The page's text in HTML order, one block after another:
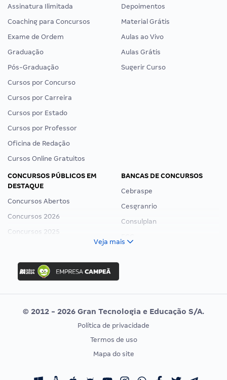
Assinatura Ilimitada
Coaching para Concursos
Exame de Ordem
Graduação
Pós-Graduação
Cursos por Concurso
Cursos por Carreira
Cursos por Estado
Cursos por Professor
Oficina de Redação
Cursos Online Gratuitos
Depoimentos
Material Grátis
Aulas ao Vivo
Aulas Grátis
Sugerir Curso
CONCURSOS PÚBLICOS EM
DESTAQUE
Concursos Abertos
Concursos 2026
Concursos 2025
Concurso Ibama
Concurso MPU
Editais publicados
BANCAS DE CONCURSOS
Cebraspe
Cesgranrio
Consulplan
Vunesp
CONCURSOS POR PROFISSÃO
Concursos Fiscais
EXAME DE ORDEM
Calendário OAB
Veja mais
© 2012 - 2026 Gran Tecnologia e Educação S/A.
Política de privacidade
Termos de uso
Mapa do site